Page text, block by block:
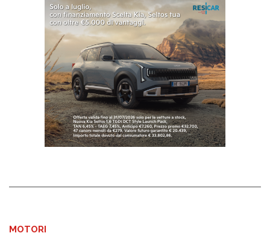
MOTORI